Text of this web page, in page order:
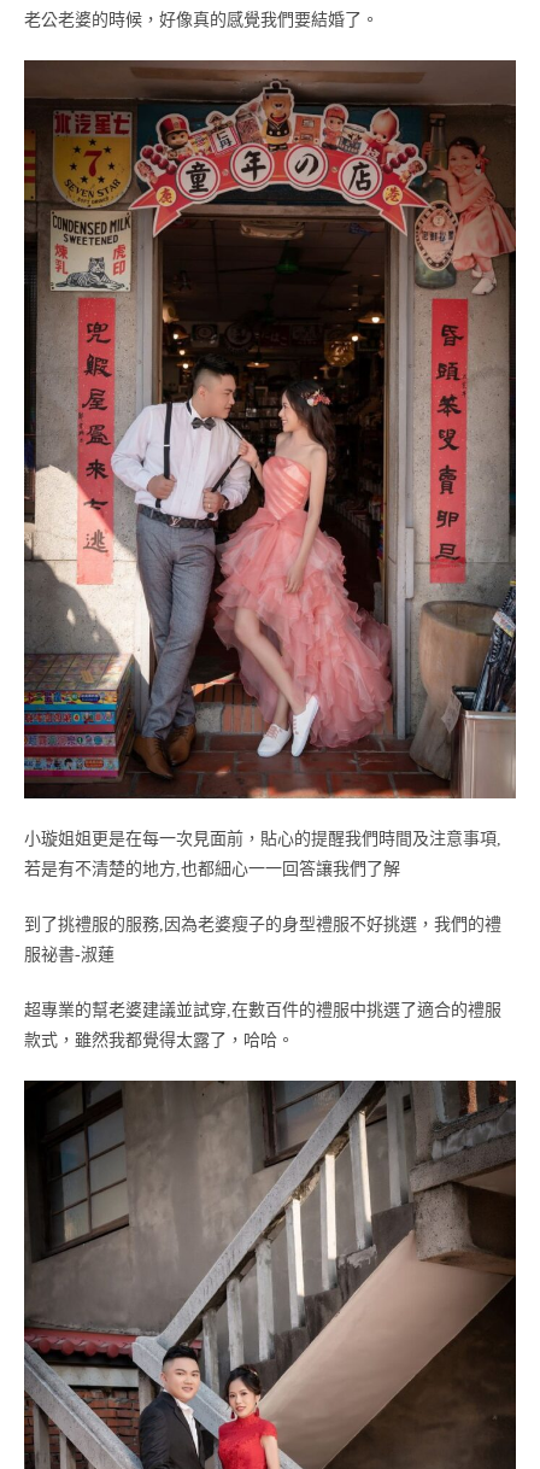
老公老婆的時候，好像真的感覺我們要結婚了。
小璇姐姐更是在每一次見面前，貼心的提醒我們時間及注意事項,
若是有不清楚的地方,也都細心一一回答讓我們了解
到了挑禮服的服務,因為老婆瘦子的身型禮服不好挑選，我們的禮
服祕書-淑蓮
超專業的幫老婆建議並試穿,在數百件的禮服中挑選了適合的禮服
款式，雖然我都覺得太露了，哈哈。